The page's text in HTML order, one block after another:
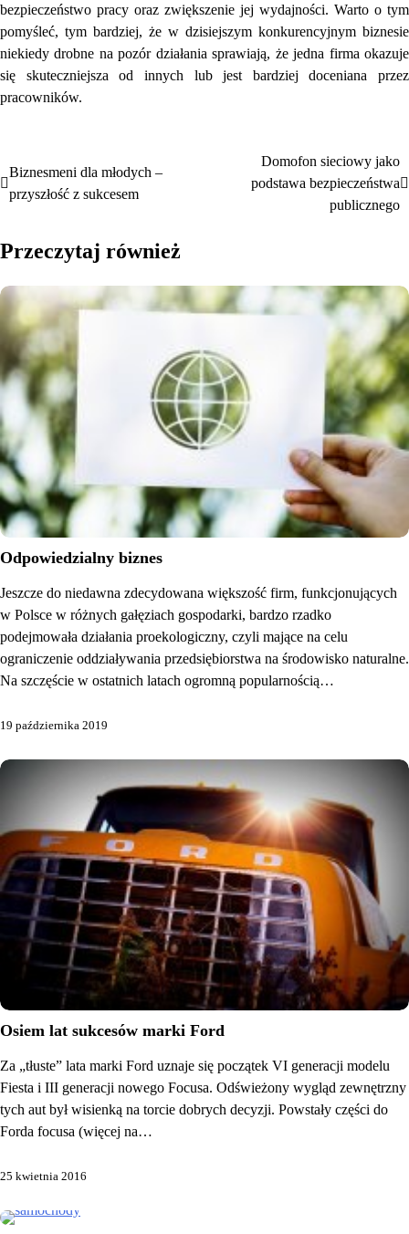
bezpieczeństwo pracy oraz zwiększenie jej wydajności. Warto o tym
pomyśleć, tym bardziej, że w dzisiejszym konkurencyjnym biznesie
niekiedy drobne na pozór działania sprawiają, że jedna firma okazuje
się skuteczniejsza od innych lub jest bardziej doceniana przez
pracowników.
Nawigacja
wpisu
Biznesmeni dla młodych –
przyszłość z sukcesem
Domofon sieciowy jako
podstawa bezpieczeństwa
publicznego
Przeczytaj również
Odpowiedzialny biznes
Jeszcze do niedawna zdecydowana większość firm, funkcjonujących
w Polsce w różnych gałęziach gospodarki, bardzo rzadko
podejmowała działania proekologiczny, czyli mające na celu
ograniczenie oddziaływania przedsiębiorstwa na środowisko naturalne.
Na szczęście w ostatnich latach ogromną popularnością…
19 października 2019
Osiem lat sukcesów marki Ford
Za „tłuste” lata marki Ford uznaje się początek VI generacji modelu
Fiesta i III generacji nowego Focusa. Odświeżony wygląd zewnętrzny
tych aut był wisienką na torcie dobrych decyzji. Powstały części do
Forda focusa (więcej na…
25 kwietnia 2016